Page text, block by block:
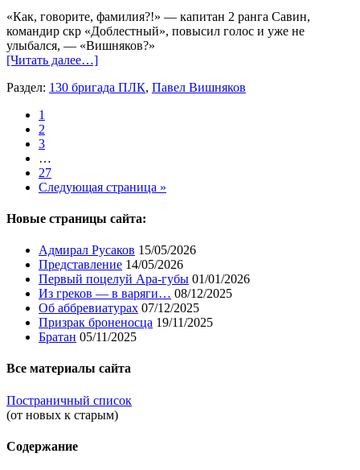
«Как, говорите, фамилия?!» — капитан 2 ранга Савин,
командир скр «Доблестный», повысил голос и уже не
улыбался, — «Вишняков?»
[Читать далее…]
Раздел: 130 бригада ПЛК, Павел Вишняков
1
2
3
…
27
Следующая страница »
Новые страницы сайта:
Адмирал Русаков 15/05/2026
Представление 14/05/2026
Первый поцелуй Ара-губы 01/01/2026
Из греков — в варяги… 08/12/2025
Об аббревиатурах 07/12/2025
Призрак броненосца 19/11/2025
Братан 05/11/2025
Все материалы сайта
Постраничный список
(от новых к старым)
Содержание